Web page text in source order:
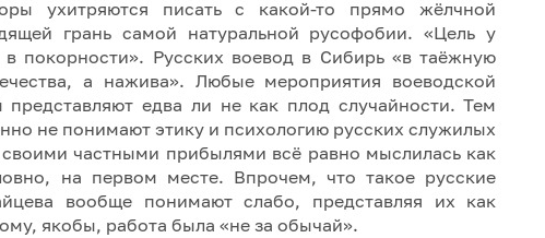
ухитряются писать с какой-то прямо жёлчной
грань самой натуральной русофобии. «Цель у
покорности». Русских воевод в Сибирь «в таёжную
а нажива». Любые мероприятия воеводской
едва ли не как плод случайности. Тем
не понимают этику и психологию русских служилых
частными прибылями всё равно мыслилась как
на первом месте. Впрочем, что такое русские
вообще понимают слабо, представляя их как
якобы, работа была «не за обычай».